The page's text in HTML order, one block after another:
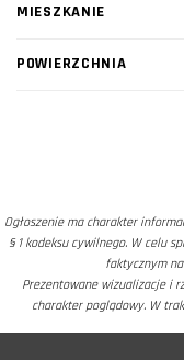
MIESZKANIE
POWIERZCHNIA
Ogłoszenie ma charakter
§ 1 kodeksu cywilnego. W celu
faktycznym
Prezentowane wizualizacje i
charakter poglądowy. W